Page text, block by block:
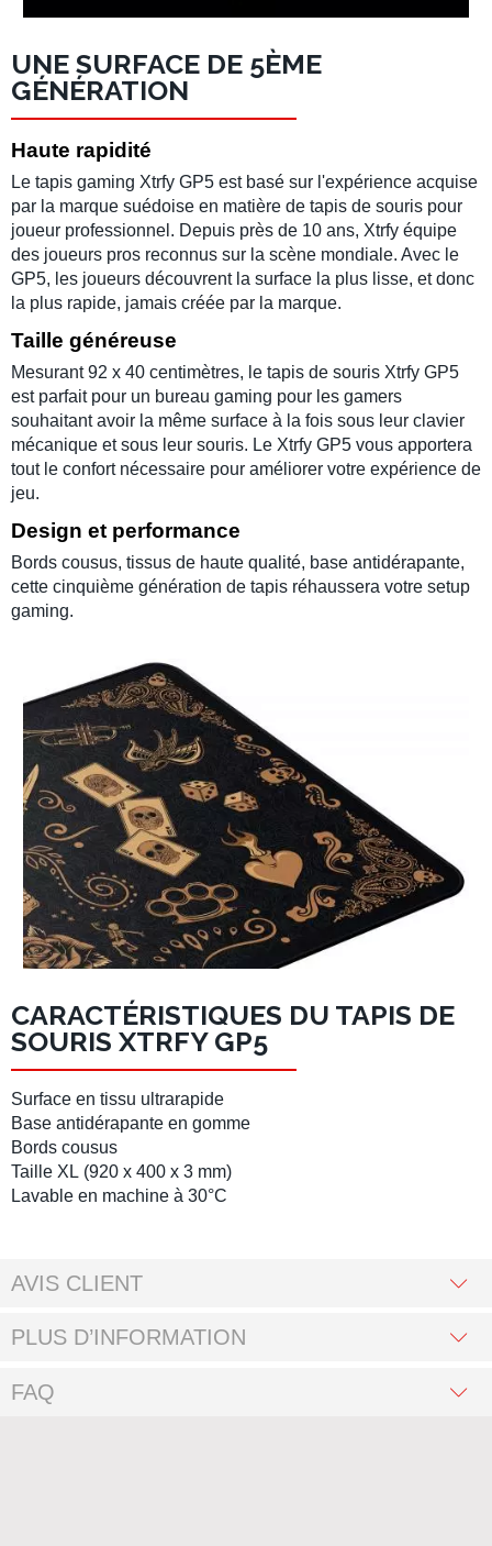
UNE SURFACE DE 5ÈME
GÉNÉRATION
Haute rapidité
Le tapis gaming Xtrfy GP5 est basé sur l'expérience acquise
par la marque suédoise en matière de tapis de souris pour
joueur professionnel . Depuis près de 10 ans, Xtrfy équipe
des joueurs pros reconnus sur la scène mondiale. Avec le
GP5, les joueurs découvrent la surface la plus lisse, et donc
la plus rapide, jamais créée par la marque.
Taille généreuse
Mesurant 92 x 40 centimètres, le tapis de souris Xtrfy GP5
est parfait pour un bureau gaming pour les gamers
souhaitant avoir la même surface à la fois sous leur clavier
mécanique et sous leur souris. Le Xtrfy GP5 vous apportera
tout le confort nécessaire pour améliorer votre expérience de
jeu.
Design et performance
Bords cousus, tissus de haute qualité, base antidérapante,
cette cinquième génération de tapis réhaussera votre setup
gaming.
CARACTÉRISTIQUES DU TAPIS DE
SOURIS XTRFY GP5
Surface en tissu ultrarapide
Base antidérapante en gomme
Bords cousus
Taille XL (920 x 400 x 3 mm)
Lavable en machine à 30°C
AVIS CLIENT
PLUS D’INFORMATION
FAQ